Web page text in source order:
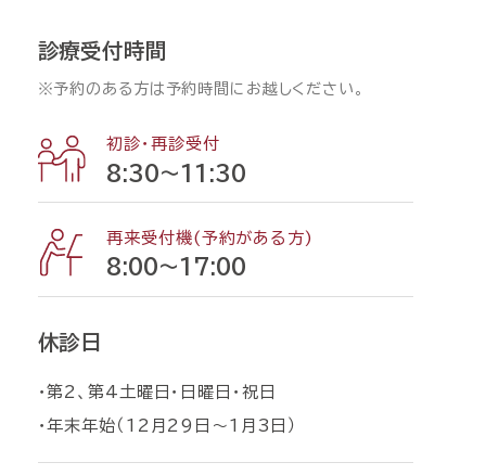
診療受付時間
※予約のある方は予約時間にお越しください。
初診・再診受付
8:30〜11:30
再来受付機(予約がある方)
8:00〜17:00
休診日
・第2、第4土曜日・日曜日・祝日
・年末年始（12月29日〜1月3日）